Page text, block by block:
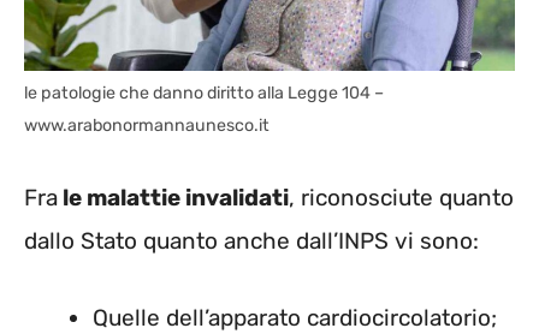
le patologie che danno diritto alla Legge 104 –
www.arabonormannaunesco.it
Fra le malattie invalidati, riconosciute quanto
dallo Stato quanto anche dall’INPS vi sono:
Quelle dell’apparato cardiocircolatorio;